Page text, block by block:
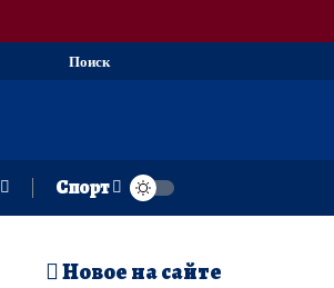
Поиск
Спорт
Новое на сайте